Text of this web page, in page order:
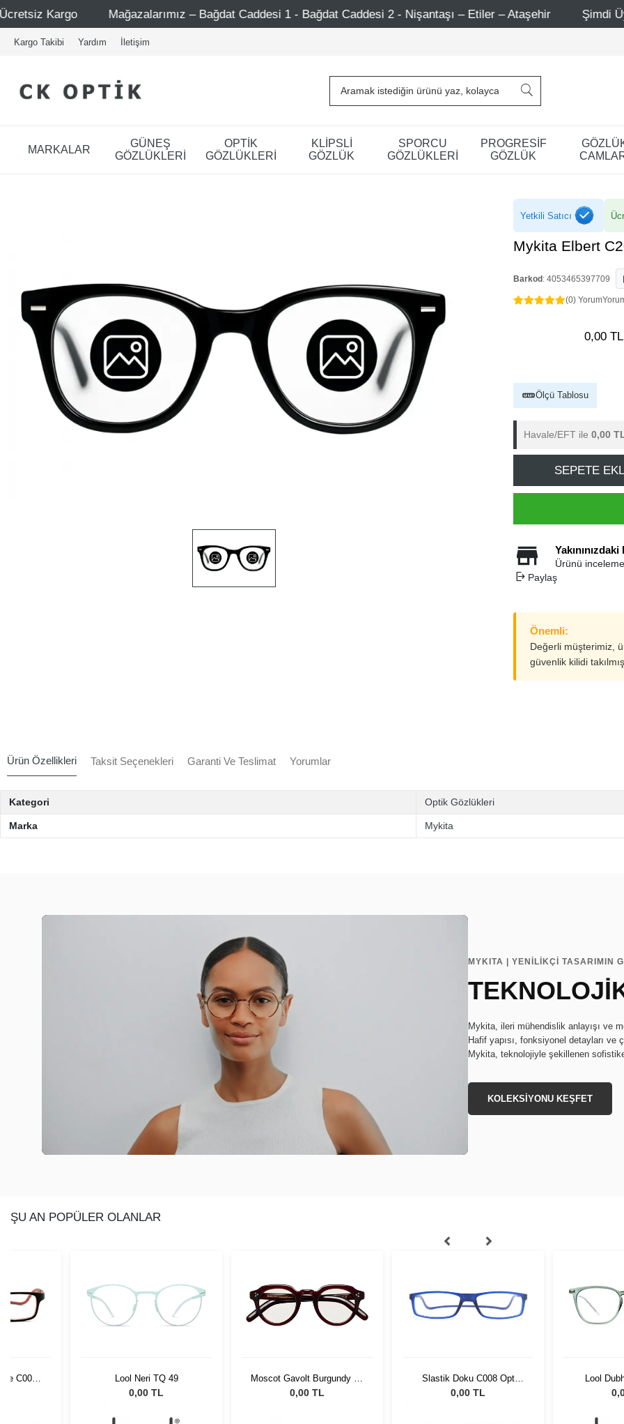
Mağazalarımız – Bağdat Caddesi 1 - Bağdat Caddesi 2 - Nişantaşı – Etiler – Ataşehir Şimdi Üye ol ! 5000 TL
Kargo Takibi Yardım İletişim
MARKALAR
GÜNEŞ
GÖZLÜKLERİ
OPTİK
GÖZLÜKLERİ
KLİPSLİ
GÖZLÜK
SPORCU
GÖZLÜKLERİ
PROGRESİF
GÖZLÜK
Yetkili Satıcı
Mykita Elbert
Barkod : 4053465397709
(0) Yorum
0,00 TL
Ölçü Tablosu
Havale/EFT ile 0,00
SEPETE
Ürünü
Paylaş
Önemli:
Değerli müşterimiz,
güvenlik kilidi
Ürün Özellikleri Taksit Seçenekleri Garanti Ve Teslimat Yorumlar
Kategori Optik Gözlükleri
Marka Mykita
MYKITA | YENİLİKÇİ TASARIMIN
Mykita, ileri mühendislik anlayışı ve
Hafif yapısı, fonksiyonel detayları
Mykita, teknolojiyle şekillenen
KOLEKSİYONU KEŞFET
ŞU AN POPÜLER OLANLAR
C004
Lool Neri TQ 49
0,00 TL
Moscot Gavolt Burgundy 45
0221-01
0,00 TL
Slastik Doku C008 Opt
1055081
0,00 TL
Lool